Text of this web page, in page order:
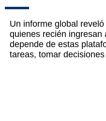
Un informe global
quienes recién ingresan
depende de estas
tareas, tomar